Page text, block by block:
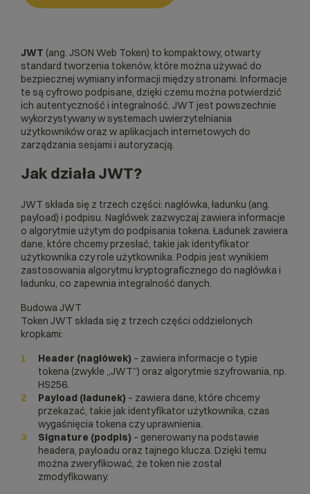
JWT (ang. JSON Web Token) to kompaktowy, otwarty
standard tworzenia tokenów, które można używać do
bezpiecznej wymiany informacji między stronami. Informacje
te są cyfrowo podpisane, dzięki czemu można potwierdzić
ich autentyczność i integralność. JWT jest powszechnie
wykorzystywany w systemach uwierzytelniania
użytkowników oraz w aplikacjach internetowych do
zarządzania sesjami i autoryzacją.
Jak działa JWT?
JWT składa się z trzech części: nagłówka, ładunku (ang.
payload) i podpisu. Nagłówek zazwyczaj zawiera informacje
o algorytmie użytym do podpisania tokena. Ładunek zawiera
dane, które chcemy przesłać, takie jak identyfikator
użytkownika czy role użytkownika. Podpis jest wynikiem
zastosowania algorytmu kryptograficznego do nagłówka i
ładunku, co zapewnia integralność danych.
Budowa JWT
Token JWT składa się z trzech części oddzielonych
kropkami:
Header (nagłówek) – zawiera informacje o typie
tokena (zwykle „JWT”) oraz algorytmie szyfrowania, np.
HS256.
Payload (ładunek) – zawiera dane, które chcemy
przekazać, takie jak identyfikator użytkownika, czas
wygaśnięcia tokena czy uprawnienia.
Signature (podpis) – generowany na podstawie
headera, payloadu oraz tajnego klucza. Dzięki temu
można zweryfikować, że token nie został
zmodyfikowany.